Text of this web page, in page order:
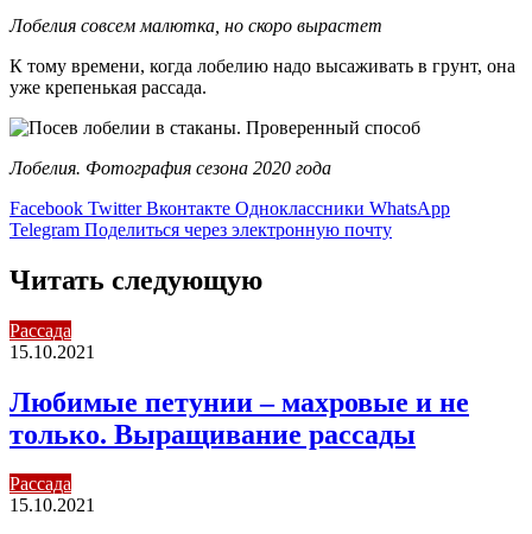
Лобелия совсем малютка, но скоро вырастет
К тому времени, когда лобелию надо высаживать в грунт, она
уже крепенькая рассада.
Лобелия. Фотография сезона 2020 года
Facebook Twitter Вконтакте Одноклассники WhatsApp
Telegram Поделиться через электронную почту
Читать следующую
Рассада
15.10.2021
Любимые петунии – махровые и не
только. Выращивание рассады
Рассада
15.10.2021